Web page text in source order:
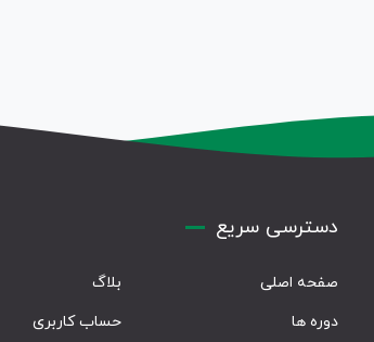
دسترسی سریع
صفحه اصلی
بلاگ
دوره ها
حساب کاربری